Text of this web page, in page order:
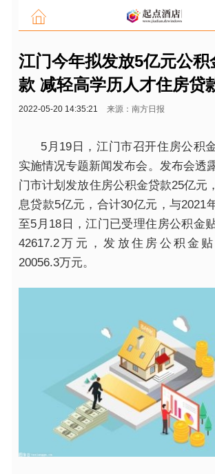
江门今年拟发放5亿元公积
款 减轻高学历人才住房贷
2022-05-20 14:35:21 来源：南方日报
5月19日，江门市召开住房公积
实施情况专题新闻发布会。发布会透
门市计划发放住房公积金贷款25亿元
息贷款5亿元，合计30亿元，与2021
至5月18日，江门已受理住房公积金
42617.2万元，发放住房公积金
20056.3万元。